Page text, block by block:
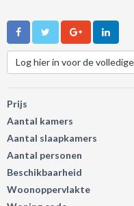
Log hier in voor de
Prijs
Aantal kamers
Aantal slaapkamers
Aantal personen
Beschikbaarheid
Woonoppervlakte